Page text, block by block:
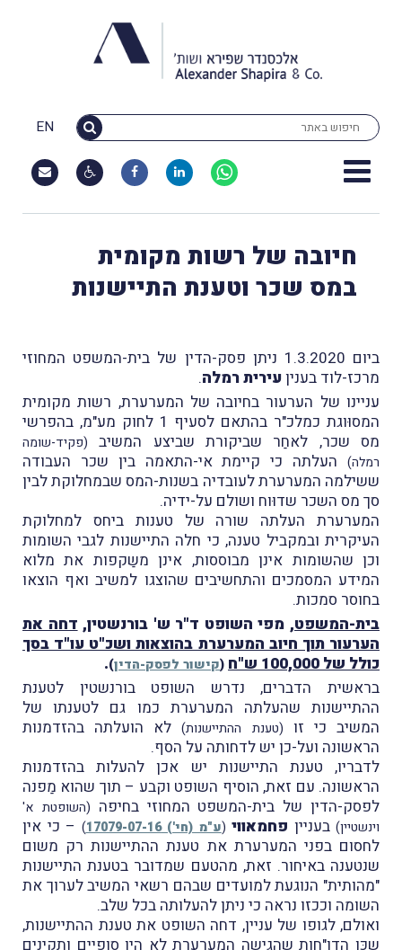
EN
חיובה של רשות מקומית
במס שכר וטענת התיישנות
ביום 1.3.2020 ניתן פסק-הדין של בית-המשפט המחוזי
מרכז-לוד בעניןעירית רמלה.
עניינו של הערעור בחיובה של המערערת, רשות מקומית
המסוּוגת כמלכ"ר בהתאם לסעיף 1 לחוק מע"מ, בהפרשי
מס שכר, לאחַר שביקורת שביצע המשיב
(פקיד-שומה
רמלה) העלתה כי קיימת אי-התאמה בין שכר העבודה
ששילמה המערערת לעובדיה בשנות-המס שבמחלוקת לבין
סך מס השכר שדוּוח ושולם על-ידיה.
המערערת העלתה שורה של טענות ביחס למחלוקת
העיקרית ובמקביל טענה, כי חלה התיישנות לגבי השומות
וכן שהשומות אינן מבוססות, אינן משַקפות את מלוא
המידע המסמכים והתחשיבים שהוצגו למשיב ואף הוצאו
בחוסר סמכות.
בית-המשפט, מפי השופט ד"ר ש' בורנשטין, דחה את
הערעור תוך חיוב המערערת בהוצאות ושכ"ט עו"ד בסך
כולל של 100,000 ש"ח
(קישור לפסק-הדין)
.
בראשית הדברים, נדרש השופט בורנשטין לטענת
ההתיישנות שהעלתה המערערת כמו גם לטענתו של
המשיב כי זו (טענת ההתיישנות)לא הועלתה בהזדמנות
הראשונה ועל-כן יש לדחותה על הסף.
לדבריו, טענת התיישנות יש אכן להעלות בהזדמנות
הראשונה. עם זאת, הוסיף השופט וקבע – תוך שהוא מַפנה
לפסק-הדין של בית-המשפט המחוזי בחיפה (השופטת א'
וינשטיין) בעניין פחמאווי (ע"מ (חי') 17079-07-16 ) – כי אין
לחסום בפני המערערת את טענת ההתיישנות רק משום
שנטענה באיחור. זאת, מהטעם שמדובר בטענת התיישנות
"מהותית" הנוגעת למועדים שבהם רשאי המשיב לערוך את
השומה וככזו נראה כי ניתן להעלותה בכל שלב.
ואולם, לגופו של עניין, דחה השופט את טענת ההתיישנות,
שכּן הדו"חות שהגישה המערערת לא היו סופיים ותקינים